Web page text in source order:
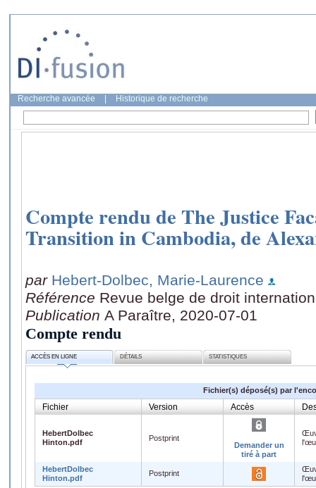
Recherche avancée Historique de recherche
Compte rendu de The Justice
Transition in Cambodia, de
par Hebert-Dolbec, Marie-Laurence
Référence Revue belge de droit
Publication A Paraître, 2020-07-01
Compte rendu
ACCÈS EN LIGNE DÉTAILS STATISTIQUES
Fichier(s) déposé(s) par
Fichier Version Accès
HebertDolbec
Hinton.pdf
Postprint
Demander un
tiré à part
HebertDolbec
Hinton.pdf
Postprint